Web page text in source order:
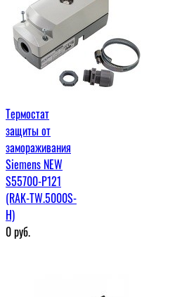
Термостат
защиты от
замораживания
Siemens NEW
S55700-P121
(RAK-TW.5000S-
H)
0руб.